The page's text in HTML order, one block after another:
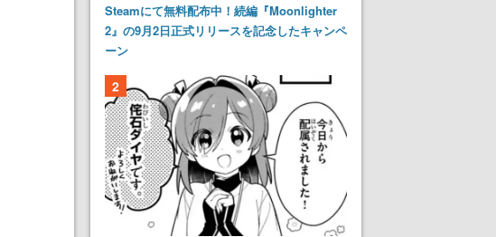
Steamにて無料配布中！続編『Moonlighter
2』の9月2日正式リリースを記念したキャンペ
ーン
2